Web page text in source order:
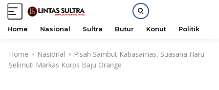
Home Nasional Sultra Butur Konut Politik
Home Nasional
Pisah Sambut Kabasarnas, Suasana Haru
Selimuti Markas Korps Baju Orange